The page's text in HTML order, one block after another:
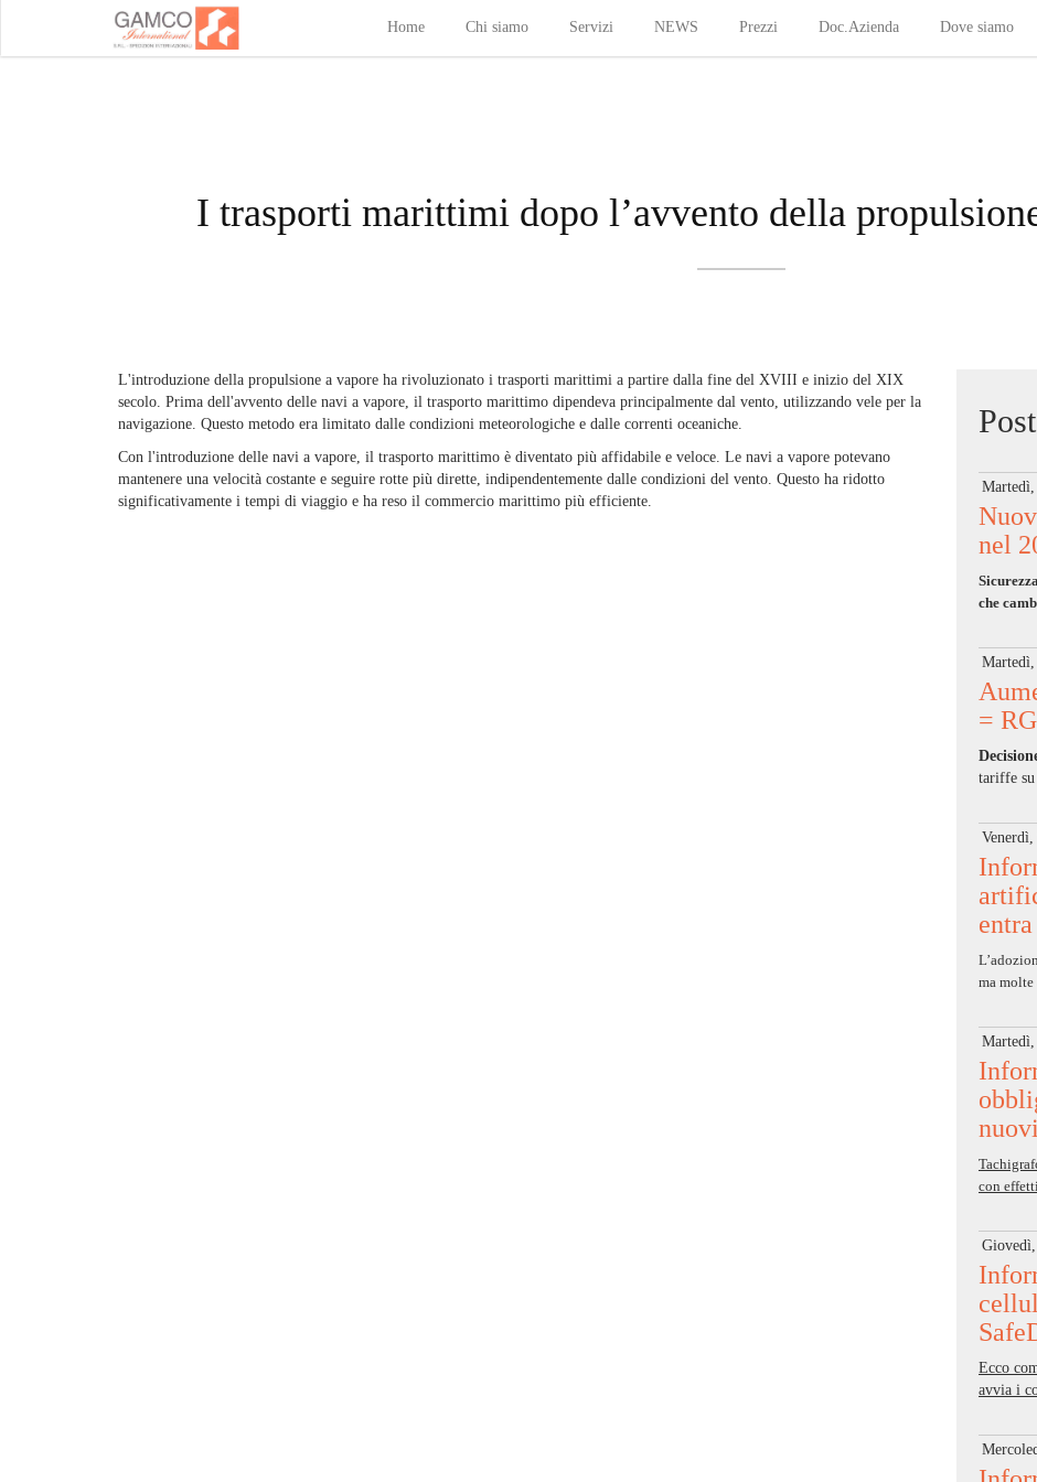
Home Chi siamo Servizi NEWS Prezzi Doc.Azienda Dove siamo
I trasporti marittimi dopo l’avvento della
L'introduzione della propulsione a vapore ha rivoluzionato i trasporti marittimi a partire dalla fine del XVIII e inizio del XIX
secolo. Prima dell'avvento delle navi a vapore, il trasporto marittimo dipendeva principalmente dal vento, utilizzando vele per la
navigazione. Questo metodo era limitato dalle condizioni meteorologiche e dalle correnti oceaniche.
Con l'introduzione delle navi a vapore, il trasporto marittimo è diventato più affidabile e veloce. Le navi a vapore potevano
mantenere una velocità costante e seguire rotte più dirette, indipendentemente dalle condizioni del vento. Questo ha ridotto
significativamente i tempi di viaggio e ha reso il commercio marittimo più efficiente.
nel
che
= RG
tariffe su
ma
con
Ecco
avvia i